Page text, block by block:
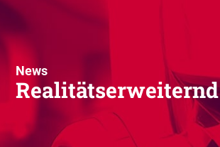
News
Realitätserweiternd